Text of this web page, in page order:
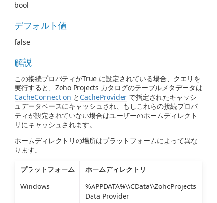
bool
デフォルト値
false
解説
この接続プロパティがTrue に設定されている場合、クエリを
実行すると、Zoho Projects カタログのテーブルメタデータは
CacheConnection と CacheProvider で指定されたキャッシ
ュデータベースにキャッシュされ、もしこれらの接続プロパ
ティが設定されていない場合はユーザーのホームディレクト
リにキャッシュされます。
ホームディレクトリの場所はプラットフォームによって異な
ります。
プラットフォーム
ホームディレクトリ
Windows
%APPDATA%\\CData\\ZohoProjects
Data Provider